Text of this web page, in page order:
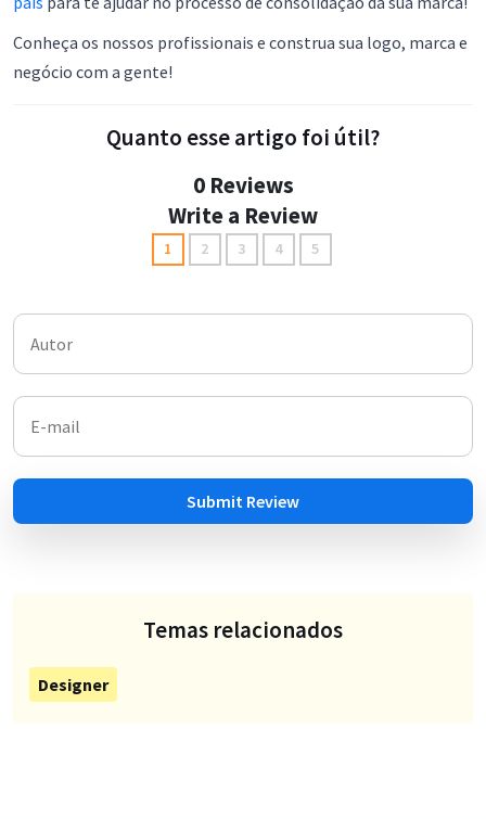
Conheça os nossos profissionais e construa sua logo, marca e
negócio com a gente!
Quanto esse artigo foi útil?
0 Reviews
Write a Review
1 2 3 4 5
Submit Review
Temas relacionados
Designer